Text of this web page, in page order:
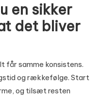
en sikker
det bliver
får samme konsistens.
og rækkefølge. Start
og tilsæt resten